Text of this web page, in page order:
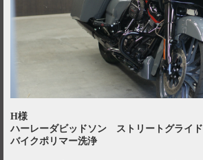
H様
ハーレーダビッドソン ストリートグライド
バイクポリマー洗浄